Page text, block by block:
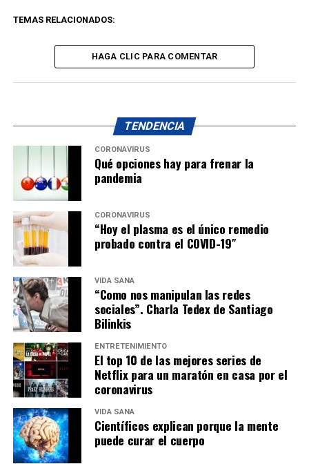
TEMAS RELACIONADOS:
HAGA CLIC PARA COMENTAR
TENDENCIA
CORONAVIRUS
Qué opciones hay para frenar la
pandemia
CORONAVIRUS
“Hoy el plasma es el único remedio
probado contra el COVID-19″
VIDA SANA
“Como nos manipulan las redes
sociales”. Charla Tedex de Santiago
Bilinkis
ENTRETENIMIENTO
El top 10 de las mejores series de
Netflix para un maratón en casa por el
coronavirus
VIDA SANA
Científicos explican porque la mente
puede curar el cuerpo